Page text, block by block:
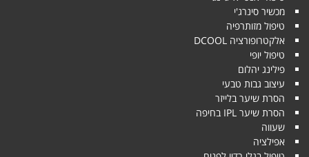
מכשיר סינרג'י
טיפול מזותרפיה
אלקטרופורציה DCOOL
טיפול יופי
פילינג יהלום
עיצוב גבות טבעי
הסרת שיער בלייזר
הסרת שיער IPL בחיפה
שעווה
אפילציה